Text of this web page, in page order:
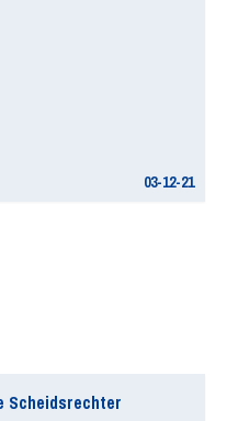
03-12-21
Scheidsrechter